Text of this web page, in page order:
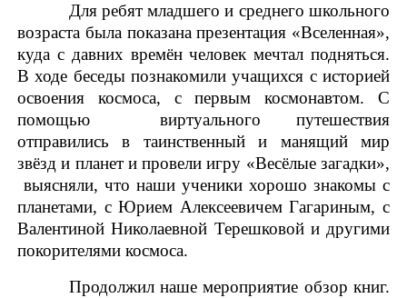
Для ребят младшего и среднего школьного
возраста была показана презентация «Вселенная»,
куда с давних времён человек мечтал подняться.
В ходе беседы познакомили учащихся с историей
освоения космоса, с первым космонавтом. С
помощью виртуального путешествия
отправились в таинственный и манящий мир
звёзд и планет и провели игру «Весёлые загадки»,
выясняли, что наши ученики хорошо знакомы с
планетами, с Юрием Алексеевичем Гагариным, с
Валентиной Николаевной Терешковой и другими
покорителями космоса.
Продолжил наше мероприятие обзор книг.